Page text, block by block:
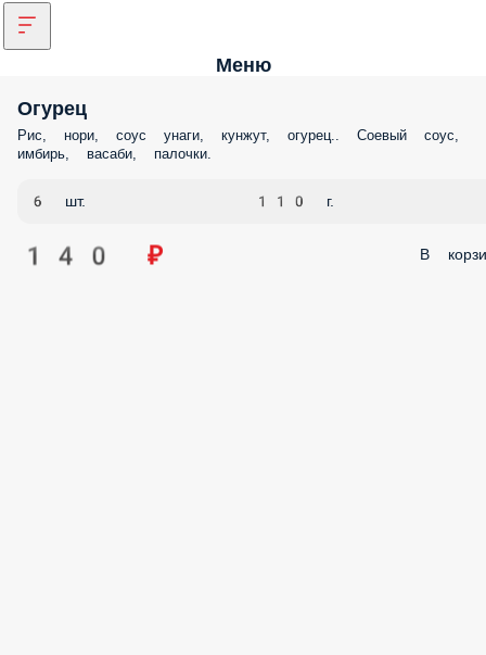
Меню
Огурец
Рис, нори, соус унаги, кунжут, огурец.. Соевый соус,
имбирь, васаби, палочки.
6 шт. 110 г.
140 ₽ В